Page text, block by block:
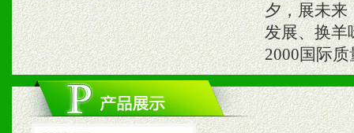
夕，展未来
发展、换羊
2000国际